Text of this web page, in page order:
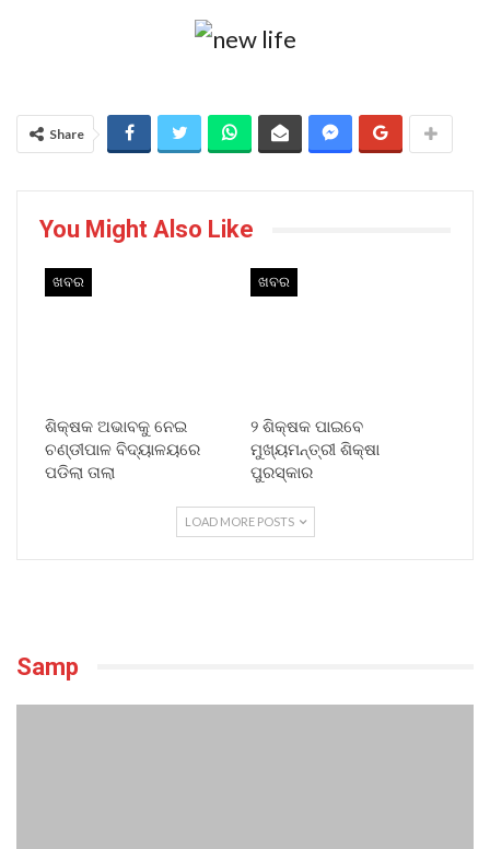
Share
You Might Also Like
ଖବର
ଶିକ୍ଷକ ଅଭାବକୁ ନେଇ
ଚଣ୍ଡୀପାଳ ବିଦ୍ୟାଳୟରେ
ପଡିଲା ତାଲା
ଖବର
୨ ଶିକ୍ଷକ ପାଇବେ
ମୁଖ୍ୟମନ୍ତ୍ରୀ ଶିକ୍ଷା
ପୁରସ୍କାର
LOAD MORE POSTS
Samp